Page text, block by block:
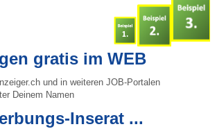
gratis im WEB
und in weiteren JOB-Portalen
Deinem Namen
Inserat ...